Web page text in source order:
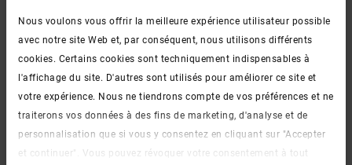
Nous voulons vous offrir la meilleure expérience utilisateur possible
avec notre site Web et, par conséquent, nous utilisons différents
cookies. Certains cookies sont techniquement indispensables à
l'affichage du site. D'autres sont utilisés pour améliorer ce site et
votre expérience. Nous ne tiendrons compte de vos préférences et ne
traiterons vos données à des fins de marketing, d'analyse et de
personnalisation que si vous y consentez en cliquant sur "Accepter
et continuer". Vous pouvez révoquer votre consentement à tout